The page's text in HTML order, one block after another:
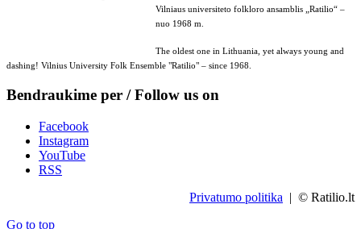
Vilniaus universiteto folkloro ansamblis „Ratilio“ –
nuo 1968 m.
The oldest one in Lithuania, yet always young and
dashing! Vilnius University Folk Ensemble "Ratilio" – since 1968.
Bendraukime per / Follow us on
Facebook
Instagram
YouTube
RSS
Privatumo politika | © Ratilio.lt
Go to top